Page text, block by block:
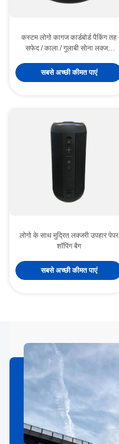
कस्टम लोगो कागज कार्डबोर्ड पैकिंग तह
सफेद / काला / गुलाबी सोना लक्जरी
सबसे अच्छी कीमत पाएं
लोगो के साथ मुद्रित लक्जरी उपहार पेपर
शॉपिंग बैग
सबसे अच्छी कीमत पाएं